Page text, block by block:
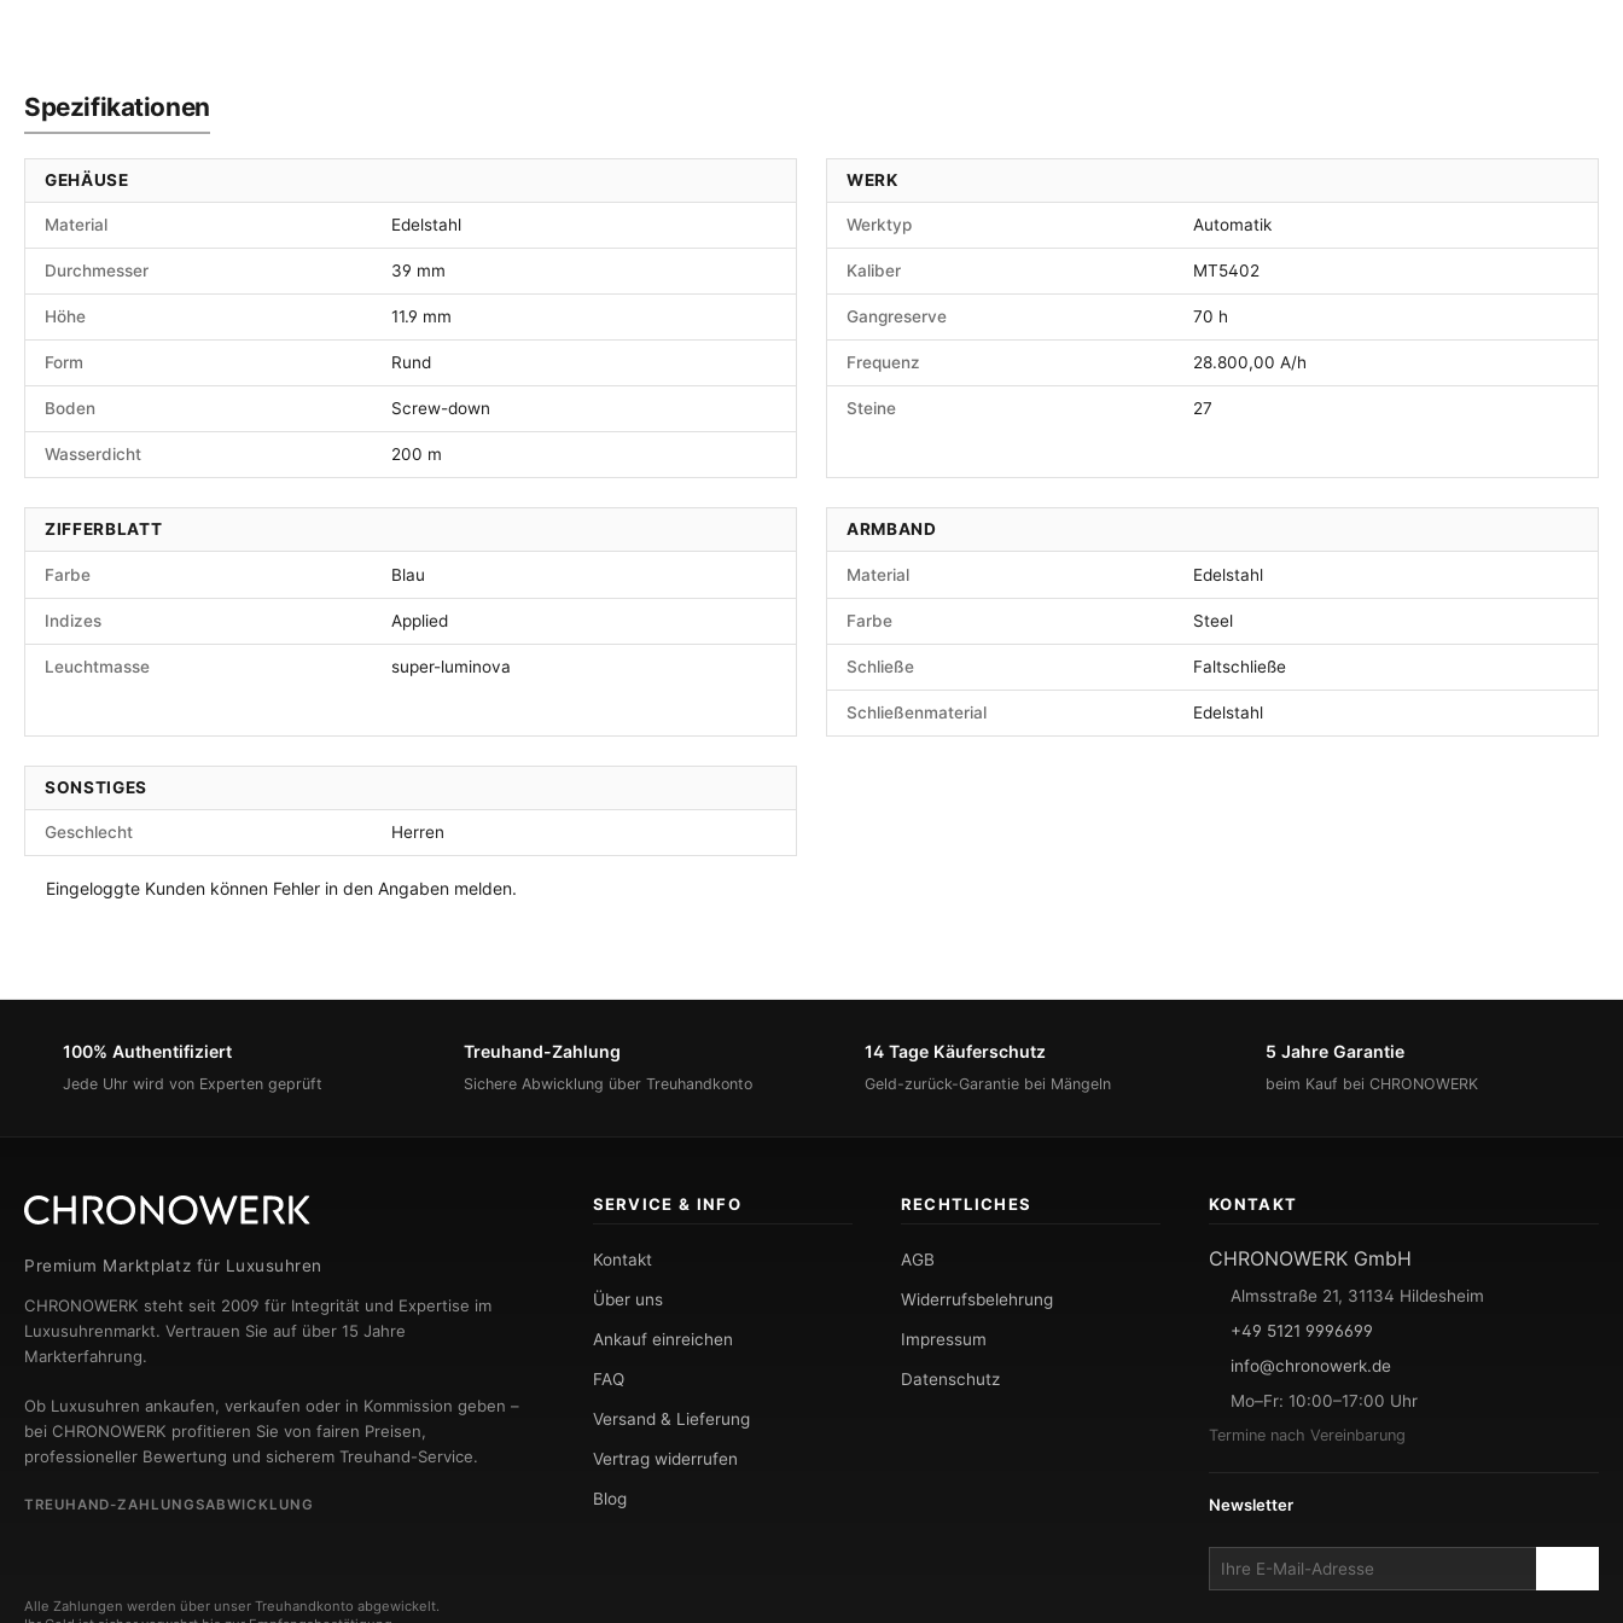
Spezifikationen
GEHÄUSE
Material Edelstahl
Durchmesser 39 mm
Höhe 11.9 mm
Form Rund
Boden Screw-down
Wasserdicht 200 m
WERK
Werktyp Automatik
Kaliber MT5402
Gangreserve 70 h
Frequenz 28.800,00 A/h
Steine 27
ZIFFERBLATT
Farbe Blau
Indizes Applied
Leuchtmasse super-luminova
ARMBAND
Material Edelstahl
Farbe Steel
Schließe Faltschließe
Schließenmaterial Edelstahl
SONSTIGES
Geschlecht Herren
Eingeloggte Kunden können Fehler in den Angaben melden.
100% Authentifiziert
Jede Uhr wird von Experten geprüft
Treuhand-Zahlung
Sichere Abwicklung über Treuhandkonto
14 Tage Käuferschutz
Geld-zurück-Garantie bei Mängeln
5 Jahre Garantie
beim Kauf bei CHRONOWERK
Premium Marktplatz für Luxusuhren
CHRONOWERK steht seit 2009 für Integrität und Expertise im
Luxusuhrenmarkt. Vertrauen Sie auf über 15 Jahre
Markterfahrung.
Ob Luxusuhren ankaufen, verkaufen oder in Kommission geben –
bei CHRONOWERK profitieren Sie von fairen Preisen,
professioneller Bewertung und sicherem Treuhand-Service.
TREUHAND-ZAHLUNGSABWICKLUNG
Alle Zahlungen werden über unser Treuhandkonto abgewickelt.
SERVICE & INFO
Kontakt
Über uns
Ankauf einreichen
FAQ
Versand & Lieferung
Vertrag widerrufen
Blog
RECHTLICHES
AGB
Widerrufsbelehrung
Impressum
Datenschutz
KONTAKT
CHRONOWERK GmbH
Almsstraße 21, 31134 Hildesheim
+49 5121 9996699
info@chronowerk.de
Mo–Fr: 10:00–17:00 Uhr
Termine nach Vereinbarung
Newsletter